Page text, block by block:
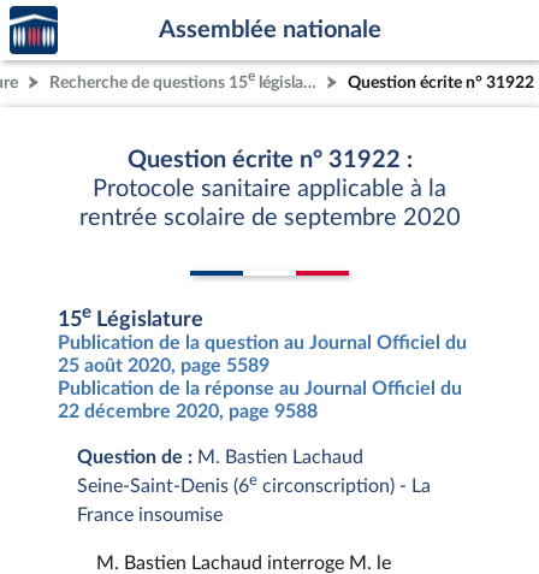
Aller au contenu
Aller en bas de la page
Accèder
à la
page
d'accueil
Assemblée nationale
Recherche de questions 15e législature Question écrite n° 31922
Question écrite n° 31922 :
Protocole sanitaire applicable à la
rentrée scolaire de septembre 2020
15e Législature
Publication de la question au Journal Officiel du
25 août 2020, page 5589
Publication de la réponse au Journal Officiel du
22 décembre 2020, page 9588
Question de : M. Bastien Lachaud
Seine-Saint-Denis (6e circonscription) - La
France insoumise
M. Bastien Lachaud interroge M. le